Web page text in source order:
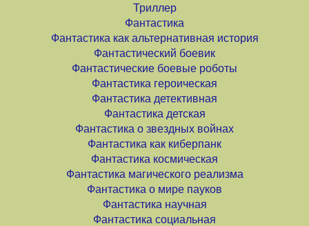
Триллер
Фантастика
Фантастика как альтернативная история
Фантастический боевик
Фантастические боевые роботы
Фантастика героическая
Фантастика детективная
Фантастика детская
Фантастика о звездных войнах
Фантастика как киберпанк
Фантастика космическая
Фантастика магического реализма
Фантастика о мире пауков
Фантастика научная
Фантастика социальная